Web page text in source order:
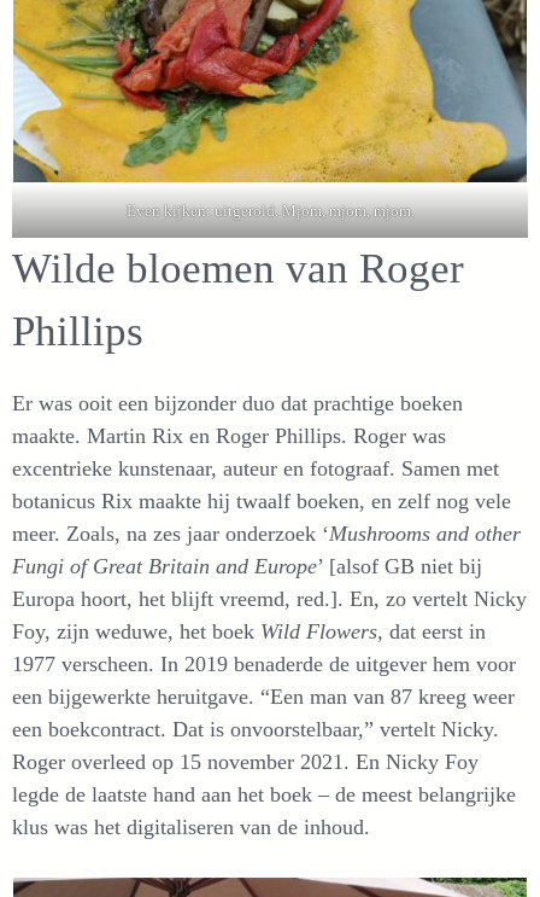
Even kijken: uitgerold. Mjom, mjom, mjom.
Wilde bloemen van Roger
Phillips
Er was ooit een bijzonder duo dat prachtige boeken
maakte. Martin Rix en Roger Phillips. Roger was
excentrieke kunstenaar, auteur en fotograaf. Samen met
botanicus Rix maakte hij twaalf boeken, en zelf nog vele
meer. Zoals, na zes jaar onderzoek ‘Mushrooms and other
Fungi of Great Britain and Europe’ [alsof GB niet bij
Europa hoort, het blijft vreemd, red.]. En, zo vertelt Nicky
Foy, zijn weduwe, het boek Wild Flowers, dat eerst in
1977 verscheen. In 2019 benaderde de uitgever hem voor
een bijgewerkte heruitgave. “Een man van 87 kreeg weer
een boekcontract. Dat is onvoorstelbaar,” vertelt Nicky.
Roger overleed op 15 november 2021. En Nicky Foy
legde de laatste hand aan het boek – de meest belangrijke
klus was het digitaliseren van de inhoud.